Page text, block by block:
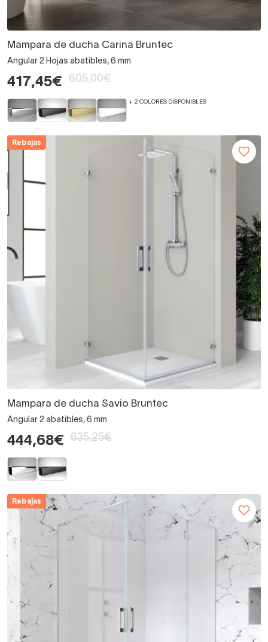
Mampara de ducha Carina Bruntec
Angular 2 Hojas abatibles, 6 mm
417,45€ 605,00€
+ 2 COLORES DISPONIBLES
Rebajas
Mampara de ducha Savio Bruntec
Angular 2 abatibles, 6 mm
444,68€ 635,25€
Rebajas